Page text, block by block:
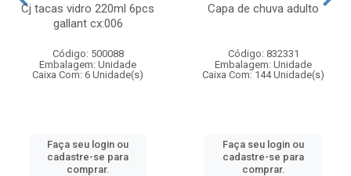
Cj tacas vidro 220ml 6pcs
gallant cx:006
Código: 500088
Embalagem: Unidade
Caixa Com: 6 Unidade(s)
Faça seu login ou
cadastre-se para
comprar.
Capa de chuva adulto
Código: 832331
Embalagem: Unidade
Caixa Com: 144 Unidade(s)
Faça seu login ou
cadastre-se para
comprar.